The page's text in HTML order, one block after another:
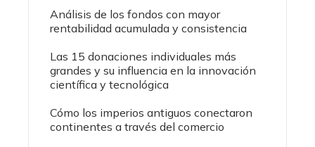
Análisis de los fondos con mayor
rentabilidad acumulada y consistencia
Las 15 donaciones individuales más
grandes y su influencia en la innovación
científica y tecnológica
Cómo los imperios antiguos conectaron
continentes a través del comercio